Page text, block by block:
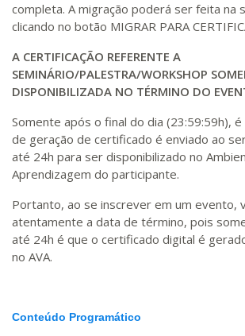
completa. A migração poderá ser feita na
clicando no botão MIGRAR PARA
A CERTIFICAÇÃO REFERENTE A
SEMINÁRIO/PALESTRA/WORKSHOP
DISPONIBILIZADA NO TÉRMINO DO
Somente após o final do dia (23:59:59h),
de geração de certificado é enviado ao
até 24h para ser disponibilizado no
Aprendizagem do participante.
Portanto, ao se inscrever em um evento,
atentamente a data de término, pois
até 24h é que o certificado digital é
no AVA.
Conteúdo Programático